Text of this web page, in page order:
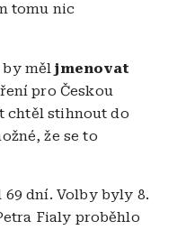
tomu nic
by měljmenovat
pro Českou
chtěl stihnout do
že se to
dní. Volby byly 8.
Fialy proběhlo